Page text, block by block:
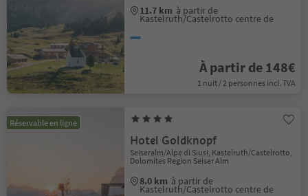
11.7 km à partir de
Kastelruth/Castelrotto centre de
À partir de 148€
1 nuit / 2 personnes incl. TVA
Réservable en ligne
Hotel Goldknopf
Seiseralm/Alpe di Siusi, Kastelruth/Castelrotto,
Dolomites Region Seiser Alm
8.0 km à partir de
Kastelruth/Castelrotto centre de